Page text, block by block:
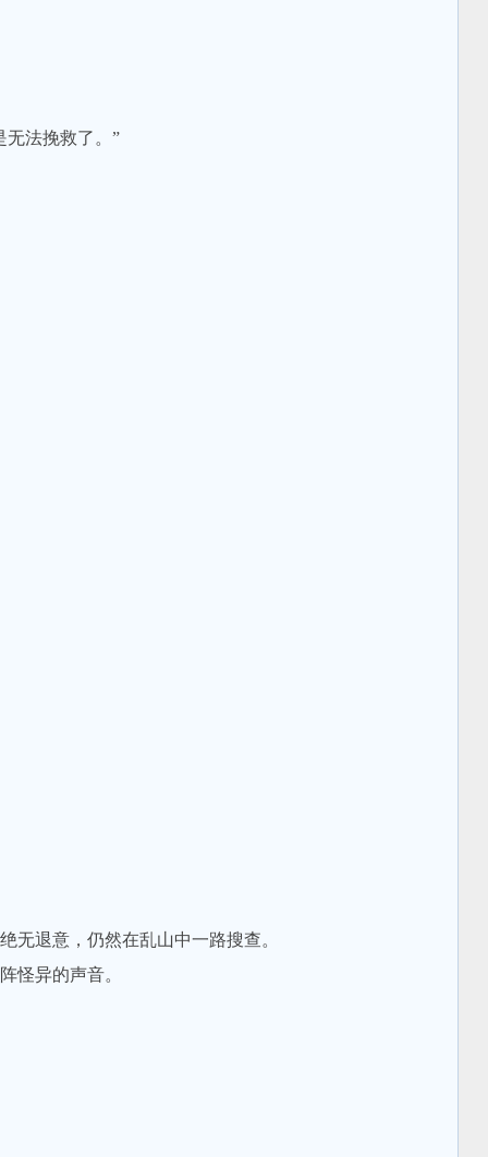
法挽救了。”
退意，仍然在乱山中一路搜查。
怪异的声音。